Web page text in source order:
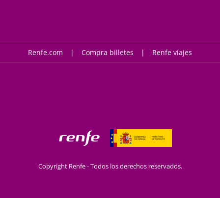
Renfe.com Compra billetes Renfe viajes
Copyright Renfe - Todos los derechos reservados.